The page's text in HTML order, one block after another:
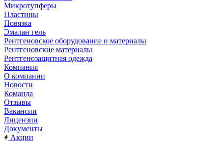
Микротупферы
Пластины
Повязка
Эмалан гель
Рентгеновское оборудование и материалы
Рентгеновские материалы
Рентгенозащитная одежда
Компания
О компании
Новости
Команда
Отзывы
Вакансии
Лицензии
Документы
Акции